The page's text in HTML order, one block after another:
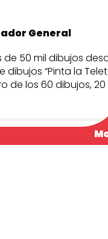
General
de 50 mil dibujos
dibujos “Pinta la
de los 60 dibujos,